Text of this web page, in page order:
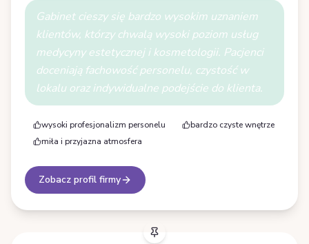
Gabinet cieszy się bardzo wysokim uznaniem
klientów, którzy chwalą wysoki poziom usług
medycyny estetycznej i kosmetologii. Pacjenci
doceniają fachowość personelu, czystość w
lokalu oraz indywidualne podejście do klienta.
wysoki profesjonalizm personelu
bardzo czyste wnętrze
miła i przyjazna atmosfera
Zobacz profil firmy